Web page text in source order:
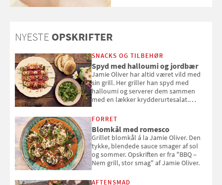
NYESTE OPSKRIFTER
SNACKS OG TILBEHØR
Spyd med halloumi og jordbær
Jamie Oliver har altid været vild med
sin grill. Her griller han spyd med
halloumi og serverer dem sammen
med en lækker krydderurtesalat.
smag" af Jamie Oliver.
FORRET
Blomkål med romesco
Grillet blomkål á la Jamie Oliver. Den
tykke, blendede sauce smager af sol
og sommer. Opskriften er fra "BBQ –
Nem grill, stor smag" af Jamie Oliver.
AFTENSMAD